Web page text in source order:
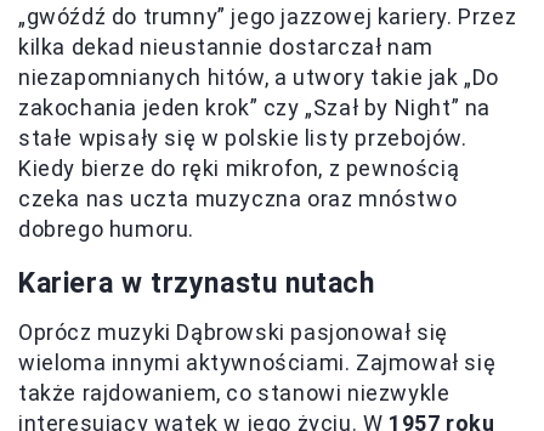
„gwóźdź do trumny” jego jazzowej kariery. Przez
kilka dekad nieustannie dostarczał nam
niezapomnianych hitów, a utwory takie jak „Do
zakochania jeden krok” czy „Szał by Night” na
stałe wpisały się w polskie listy przebojów.
Kiedy bierze do ręki mikrofon, z pewnością
czeka nas uczta muzyczna oraz mnóstwo
dobrego humoru.
Kariera w trzynastu nutach
Oprócz muzyki Dąbrowski pasjonował się
wieloma innymi aktywnościami. Zajmował się
także rajdowaniem, co stanowi niezwykle
interesujący wątek w jego życiu. W 1957 roku